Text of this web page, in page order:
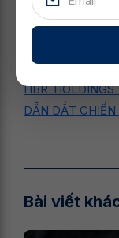
trongxu hướng
nhập HBR
điều kiện để
HBR
DẪN DẮT
Bài viết